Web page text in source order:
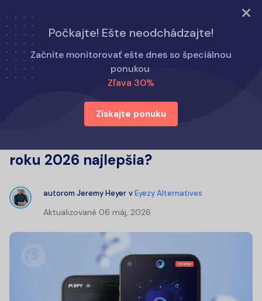
Vyskúšajte teraz
Počkajte! Ešte neodchádzajte!
Začnite monitorovať ešte dnes so špeciálnou
ponukou
Zľava 30%
Získajte ponuku
Domov
Alternatívy k Eyezy
Eyezy vs mSpy: Ktorá monitorovacia aplikácia je pre vás v
roku 2026 najlepšia?
Eyezy vs mSpy: Ktorá
roku 2026 najlepšia?
autorom Jeremy Heyer vEyezy Alternatives
Aktualizované 06 máj, 2026